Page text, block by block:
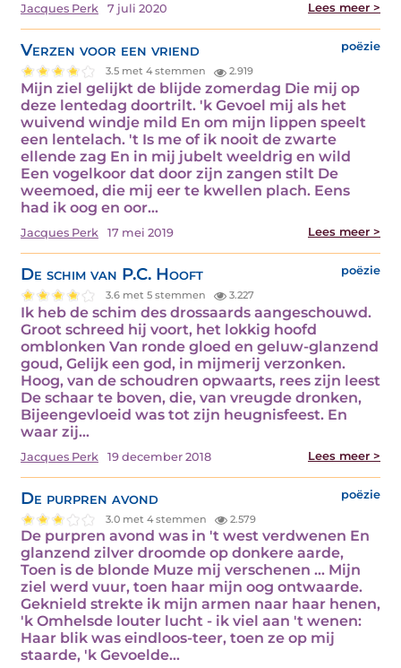
Jacques Perk 7 juli 2020 Lees meer >
Verzen voor een vriend poëzie
3.5 met 4 stemmen 2.919
Mijn ziel gelijkt de blijde zomerdag Die mij op
deze lentedag doortrilt. 'k Gevoel mij als het
wuivend windje mild En om mijn lippen speelt
een lentelach. 't Is me of ik nooit de zwarte
ellende zag En in mij jubelt weeldrig en wild
Een vogelkoor dat door zijn zangen stilt De
weemoed, die mij eer te kwellen plach. Eens
had ik oog en oor…
Jacques Perk 17 mei 2019 Lees meer >
De schim van P.C. Hooft poëzie
3.6 met 5 stemmen 3.227
Ik heb de schim des drossaards aangeschouwd.
Groot schreed hij voort, het lokkig hoofd
omblonken Van ronde gloed en geluw-glanzend
goud, Gelijk een god, in mijmerij verzonken.
Hoog, van de schoudren opwaarts, rees zijn leest
De schaar te boven, die, van vreugde dronken,
Bijeengevloeid was tot zijn heugnisfeest. En
waar zij…
Jacques Perk 19 december 2018 Lees meer >
De purpren avond poëzie
3.0 met 4 stemmen 2.579
De purpren avond was in 't west verdwenen En
glanzend zilver droomde op donkere aarde,
Toen is de blonde Muze mij verschenen ... Mijn
ziel werd vuur, toen haar mijn oog ontwaarde.
Geknield strekte ik mijn armen naar haar henen,
'k Omhelsde louter lucht - ik viel aan 't wenen:
Haar blik was eindloos-teer, toen ze op mij
staarde, 'k Gevoelde…